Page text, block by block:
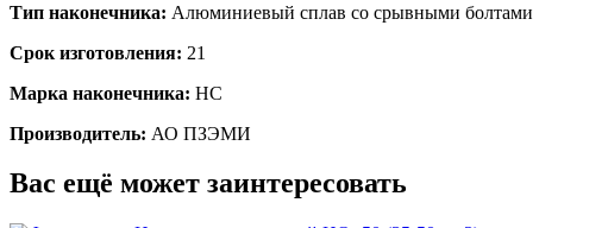
Тип наконечника: Алюминиевый сплав со срывными болтами
Срок изготовления: 21
Марка наконечника: НС
Производитель: АО ПЗЭМИ
Вас ещё может заинтересовать